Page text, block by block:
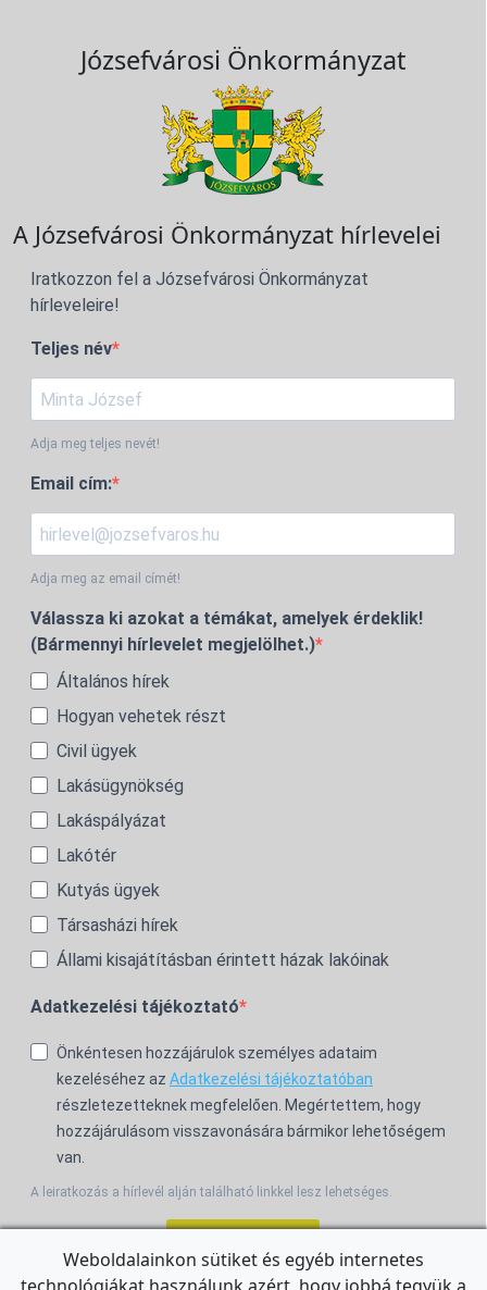
Józsefvárosi Önkormányzat
A Józsefvárosi Önkormányzat hírlevelei
Iratkozzon fel a Józsefvárosi Önkormányzat
hírleveleire!
Teljes név
Adja meg teljes nevét!
Email cím:
Adja meg az email címét!
Válassza ki azokat a témákat, amelyek érdeklik!
(Bármennyi hírlevelet megjelölhet.)
Általános hírek
Hogyan vehetek részt
Civil ügyek
Lakásügynökség
Lakáspályázat
Lakótér
Kutyás ügyek
Társasházi hírek
Állami kisajátításban érintett házak lakóinak
Adatkezelési tájékoztató
Önkéntesen hozzájárulok személyes adataim
kezeléséhez az Adatkezelési tájékoztatóban
részletezetteknek megfelelően. Megértettem, hogy
hozzájárulásom visszavonására bármikor lehetőségem
van.
A leiratkozás a hírlevél alján található linkkel lesz lehetséges.
Weboldalainkon sütiket és egyéb internetes